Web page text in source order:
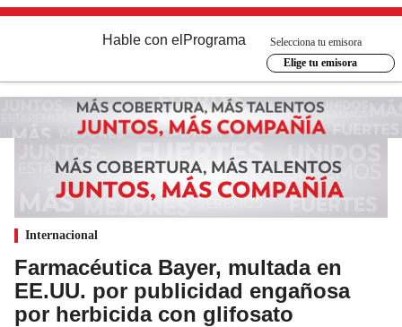
Hable con el Programa
Selecciona tu emisora
Elige tu emisora
Internacional
Farmacéutica Bayer, multada en
EE.UU. por publicidad engañosa
por herbicida con glifosato